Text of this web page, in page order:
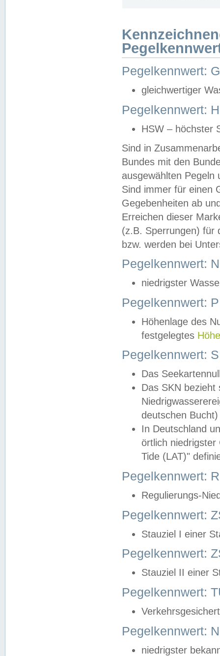
Pegelkennwert:
gleichwertiger
Pegelkennwert:
HSW – höchster
Sind in
Bundes mit den
ausgewählten
Sind immer für einen
Gegebenheiten ab
Erreichen dieser
(z.B. Sperrungen) für
bzw. werden bei
Pegelkennwert:
niedrigster
Pegelkennwert:
Höhenlage des
festgelegtes
Pegelkennwert:
Das
Das SKN
deutschen
In Deutschland
örtlich
Tide (LAT)"
Pegelkennwert:
Regulierungs-
Pegelkennwert:
Stauziel I einer
Pegelkennwert:
Stauziel II einer
Pegelkennwert:
Pegelkennwert:
niedrigster